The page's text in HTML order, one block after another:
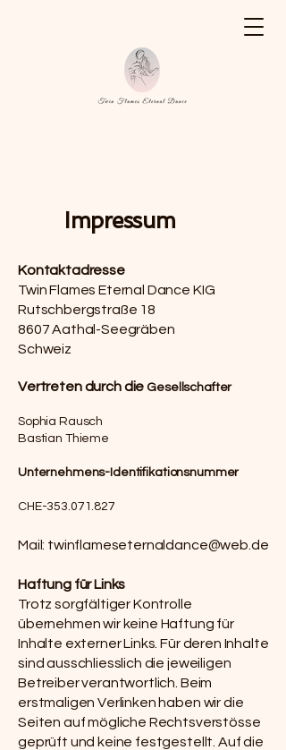
Impressum
Kontaktadresse
Twin Flames Eternal Dance KIG
Rutschbergstraße 18
8607 Aathal-Seegräben
Schweiz
Vertreten durch die Gesellschafter
Sophia Rausch
Bastian Thieme
Unternehmens-Identifikationsnummer
CHE-353.071.827
Mail: twinflameseternaldance@web.de
Haftung für Links
Trotz sorgfältiger Kontrolle
übernehmen wir keine Haftung für
Inhalte externer Links. Für deren Inhalte
sind ausschliesslich die jeweiligen
Betreiber verantwortlich. Beim
erstmaligen Verlinken haben wir die
Seiten auf mögliche Rechtsverstösse
geprüft und keine festgestellt. Auf die